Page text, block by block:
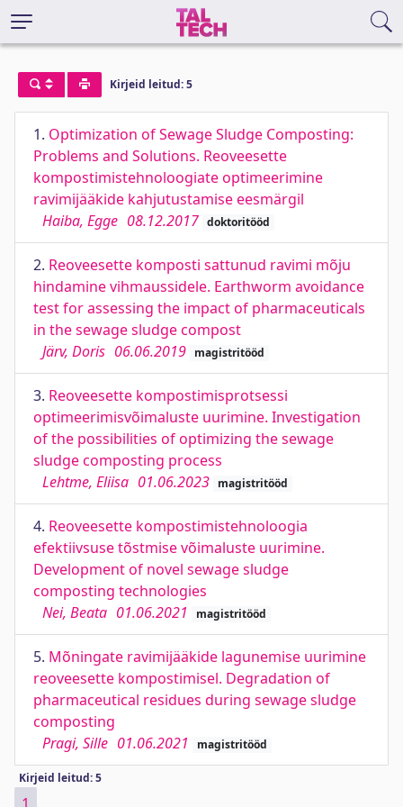
Kirjeid leitud: 5
1. Optimization of Sewage Sludge Composting:
Problems and Solutions. Reoveesette
kompostimistehnoloogiate optimeerimine
ravimijääkide kahjutustamise eesmärgil
Haiba, Egge 08.12.2017 doktoritööd
2. Reoveesette komposti sattunud ravimi mõju
hindamine vihmaussidele. Earthworm avoidance
test for assessing the impact of pharmaceuticals
in the sewage sludge compost
Järv, Doris 06.06.2019 magistritööd
3. Reoveesette kompostimisprotsessi
optimeerimisvõimaluste uurimine. Investigation
of the possibilities of optimizing the sewage
sludge composting process
Lehtme, Eliisa 01.06.2023 magistritööd
4. Reoveesette kompostimistehnoloogia
efektiivsuse tõstmise võimaluste uurimine.
Development of novel sewage sludge
composting technologies
Nei, Beata 01.06.2021 magistritööd
5. Mõningate ravimijääkide lagunemise uurimine
reoveesette kompostimisel. Degradation of
pharmaceutical residues during sewage sludge
composting
Pragi, Sille 01.06.2021 magistritööd
Kirjeid leitud: 5